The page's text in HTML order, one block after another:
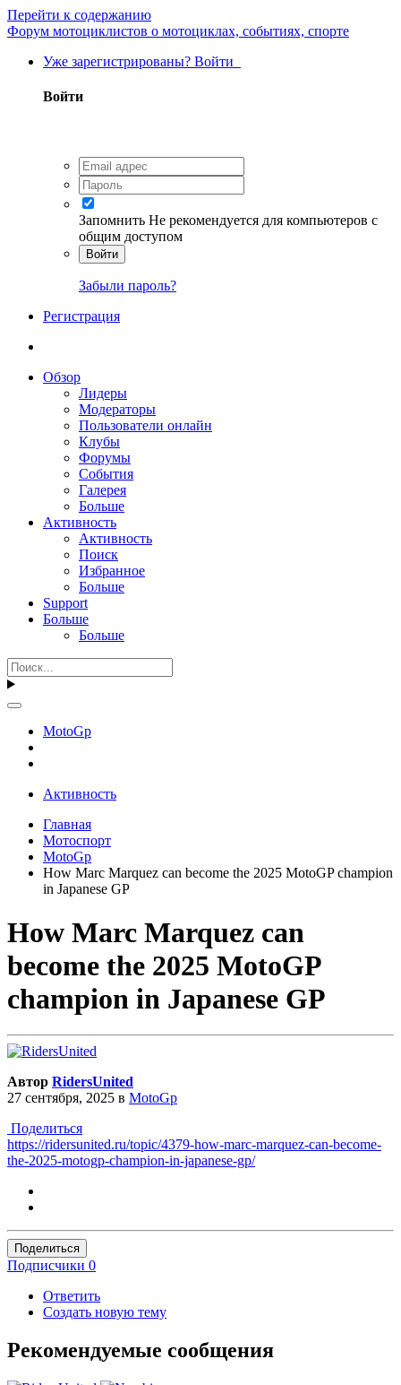
Перейти к содержанию
Форум мотоциклистов о мотоциклах, событиях, спорте
Уже зарегистрированы? Войти
Войти
Запомнить Не рекомендуется для компьютеров с
общим доступом
Войти
Забыли пароль?
Регистрация
Обзор
Лидеры
Модераторы
Пользователи онлайн
Клубы
Форумы
События
Галерея
Больше
Активность
Активность
Поиск
Избранное
Больше
Support
Больше
Больше
MotoGp
Активность
Главная
Мотоспорт
MotoGp
How Marc Marquez can become the 2025 MotoGP champion
in Japanese GP
How Marc Marquez can
become the 2025 MotoGP
champion in Japanese GP
Автор RidersUnited
27 сентября, 2025 в MotoGp
Поделиться
https://ridersunited.ru/topic/4379-how-marc-marquez-can-become-
the-2025-motogp-champion-in-japanese-gp/
Поделиться
Подписчики 0
Ответить
Создать новую тему
Рекомендуемые сообщения